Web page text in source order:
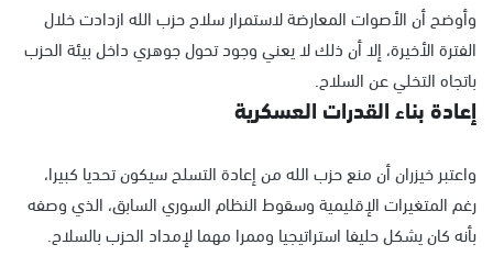
وأوضح أن الأصوات المعارضة لاستمرار سلاح حزب الله ازدادت خلال
الفترة الأخيرة، إلا أن ذلك لا يعني وجود تحول جوهري داخل بيئة الحزب
باتجاه التخلي عن السلاح.
إعادة بناء القدرات العسكرية
واعتبر خيزران أن منع حزب الله من إعادة التسلح سيكون تحديا كبيرا،
رغم المتغيرات الإقليمية وسقوط النظام السوري السابق، الذي وصفه
بأنه كان يشكل حليفا استراتيجيا وممرا مهما لإمداد الحزب بالسلاح.